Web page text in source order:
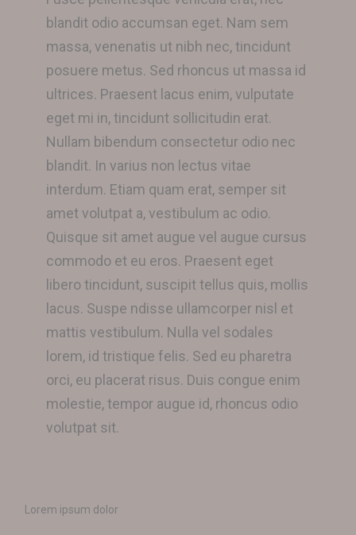
blandit odio accumsan eget. Nam sem
massa, venenatis ut nibh nec, tincidunt
posuere metus. Sed rhoncus ut massa id
ultrices. Praesent lacus enim, vulputate
eget mi in, tincidunt sollicitudin erat.
Nullam bibendum consectetur odio nec
blandit. In varius non lectus vitae
interdum. Etiam quam erat, semper sit
amet volutpat a, vestibulum ac odio.
Quisque sit amet augue vel augue cursus
commodo et eu eros. Praesent eget
libero tincidunt, suscipit tellus quis, mollis
lacus. Suspe ndisse ullamcorper nisl et
mattis vestibulum. Nulla vel sodales
lorem, id tristique felis. Sed eu pharetra
orci, eu placerat risus. Duis congue enim
molestie, tempor augue id, rhoncus odio
volutpat sit.
Lorem ipsum dolor